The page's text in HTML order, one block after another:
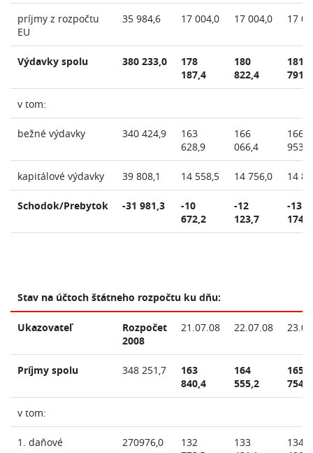
príjmy z rozpočtu
EU
35 984,6 17 004,0 17 004,0 17
Výdavky spolu 380 233,0
178
187,4
180
822,4
181
791,7
v tom:
bežné výdavky 340 424,9
163
628,9
166
066,4
166
953,6
kapitálové výdavky 39 808,1 14 558,5 14 756,0 14
Schodok/Prebytok -31 981,3
-10
672,2
-12
123,7
-13
174,9
Stav na účtoch štátneho rozpočtu ku dňu:
Ukazovateľ
Rozpočet
2008
21.07.08 22.07.08
Príjmy spolu 348 251,7
163
840,4
164
555,2
165
754,5
v tom:
1. daňové 270976,0
132
133
134